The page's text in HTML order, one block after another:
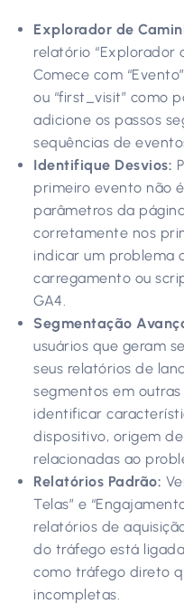
Explorador de
relatório “Explorador
Comece com
ou “first_visit” como
adicione os passos
sequências de
Identifique Desvios:
primeiro evento não
parâmetros da
corretamente nos
indicar um problema
carregamento ou
GA4.
Segmentação
usuários que geram
seus relatórios de
segmentos em
identificar
dispositivo, origem
relacionadas ao
Relatórios Padrão:
Telas” e
relatórios de
do tráfego está
como tráfego direto
incompletas.